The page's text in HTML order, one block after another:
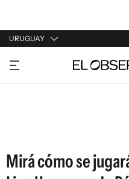
URUGUAY
URUGUAY
ARGENTINA
Mirá cómo se